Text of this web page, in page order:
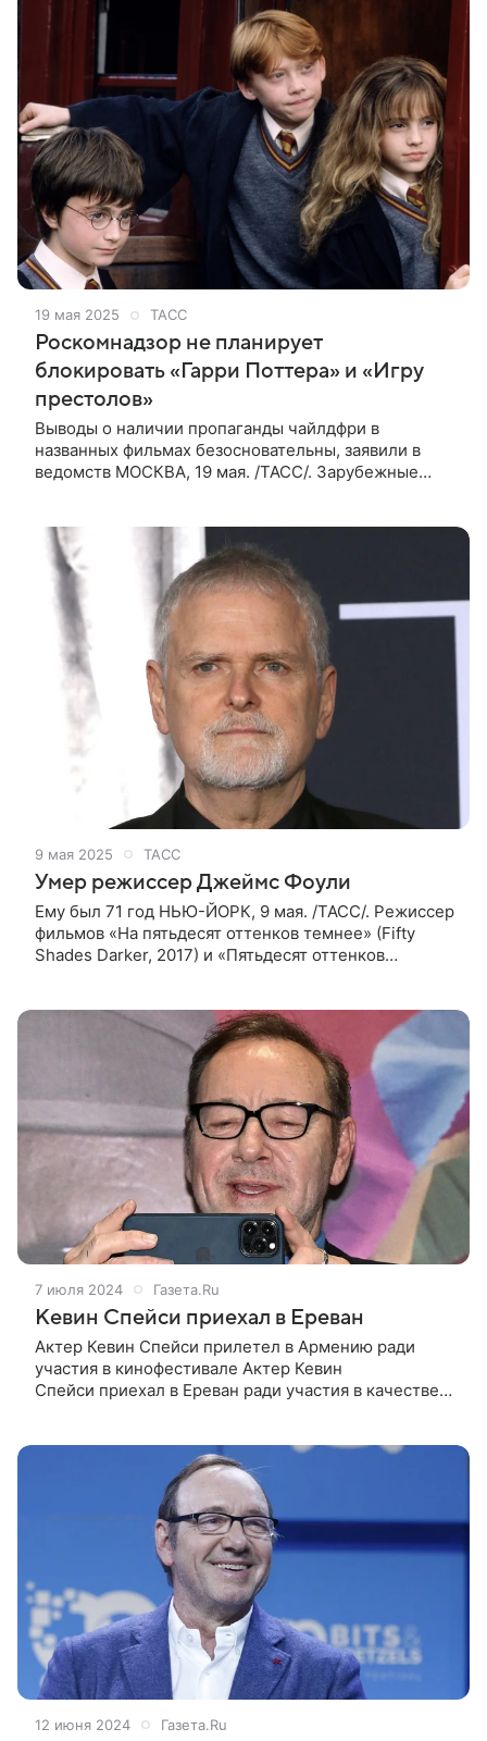
19 мая 2025 ТАСС
Роскомнадзор не планирует
блокировать «Гарри Поттера» и «Игру
престолов»
Выводы о наличии пропаганды чайлдфри в
названных фильмах безосновательны, заявили в
ведомств МОСКВА, 19 мая. /ТАСС/. Зарубежные
9 мая 2025 ТАСС
Умер режиссер Джеймс Фоули
Ему был 71 год НЬЮ-ЙОРК, 9 мая. /ТАСС/. Режиссер
фильмов «На пятьдесят оттенков темнее» (Fifty
Shades Darker, 2017) и «Пятьдесят оттенков
7 июля 2024 Газета.Ru
Кевин Спейси приехал в Ереван
Актер Кевин Спейси прилетел в Армению ради
участия в кинофестивале Актер Кевин
Спейси приехал в Ереван ради участия в качестве
12 июня 2024 Газета.Ru